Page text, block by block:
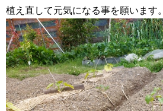
植え直して元気になる事を願います。